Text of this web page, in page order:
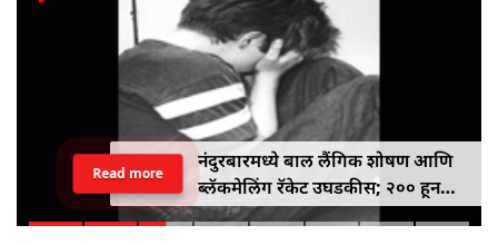
नंदुरबारमध्ये बाल लैंगिक शोषण आणि
ब्लॅकमेलिंग रॅकेट उघडकीस; २०० हून
अधिक अश्लील क्लिप्स जप्त
Read more